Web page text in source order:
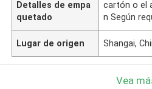
Detalles de empa
quetado
cartón o el
n Según
Lugar de origen Shangai,
Vea